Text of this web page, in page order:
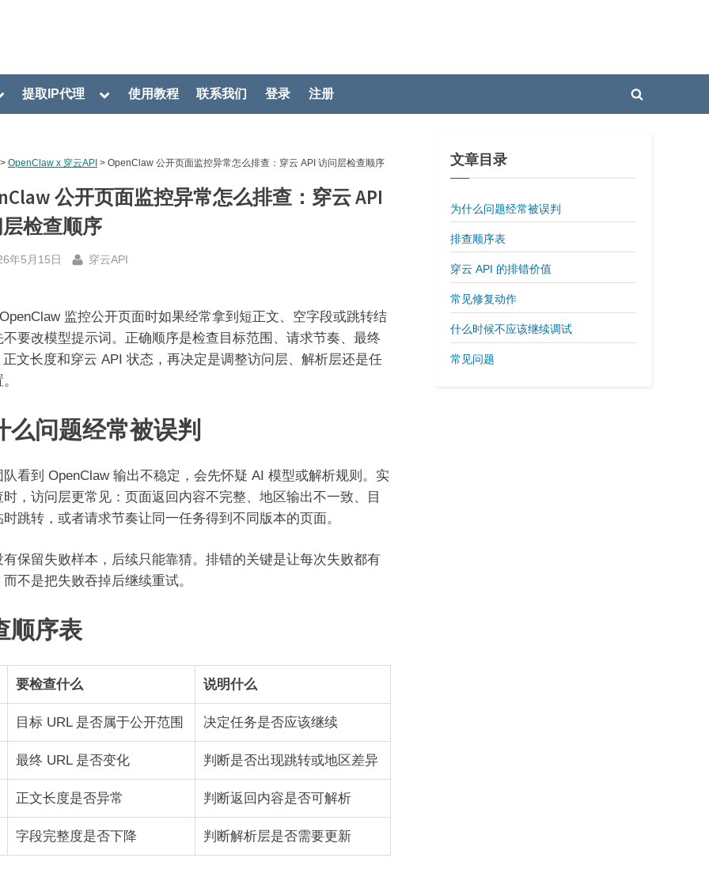
提取IP代理
Toggle使用教程 联系我们 登录 注册
Toggle
OpenClaw x 穿云API > OpenClaw 公开页面监控异常怎么排查：穿云 API 访问层检查顺序
公开页面监控异常怎么排查：穿云 API
检查顺序
年5月15日 By
穿云API
监控公开页面时如果经常拿到短正文、空字段或跳转结
不要改模型提示词。正确顺序是检查目标范围、请求节奏、最终
正文长度和穿云 API 状态，再决定是调整访问层、解析层还是任
么问题经常被误判
队看到 OpenClaw 输出不稳定，会先怀疑 AI 模型或解析规则。实
时，访问层更常见：页面返回内容不完整、地区输出不一致、目
跳转，或者请求节奏让同一任务得到不同版本的页面。
有保留失败样本，后续只能靠猜。排错的关键是让每次失败都有
不是把失败吞掉后继续重试。
顺序表
要检查什么 说明什么
目标 URL 是否属于公开范围 决定任务是否应该继续
最终 URL 是否变化 判断是否出现跳转或地区差异
正文长度是否异常 判断返回内容是否可解析
字段完整度是否下降 判断解析层是否需要更新
文章目录
为什么问题经常被误判
排查顺序表
穿云 API 的排错价值
常见修复动作
什么时候不应该继续调试
常见问题